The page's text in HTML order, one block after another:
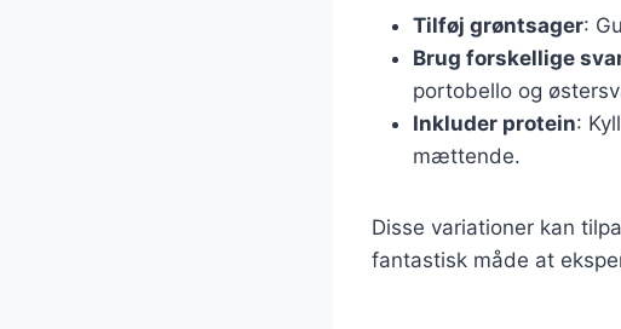
Tilføj grøntsager:
Brug forskellige
portobello og
Inkluder protein:
mættende.
Disse variationer kan
fantastisk måde at